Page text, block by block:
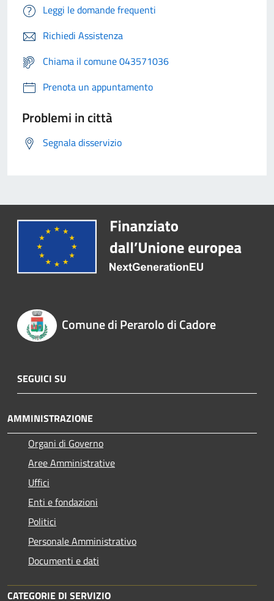
Leggi le domande frequenti
Richiedi Assistenza
Chiama il comune 043571036
Prenota un appuntamento
Problemi in città
Segnala disservizio
Comune di Perarolo di Cadore
SEGUICI SU
AMMINISTRAZIONE
Organi di Governo
Aree Amministrative
Uffici
Enti e fondazioni
Politici
Personale Amministrativo
Documenti e dati
CATEGORIE DI SERVIZIO